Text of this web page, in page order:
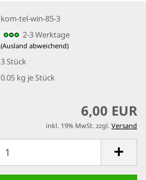
kom-tel-win-85-3
2-3 Werktage
(Ausland abweichend)
3 Stück
0.05 kg je Stück
6,00 EUR
inkl. 19% MwSt. zzgl. Versand